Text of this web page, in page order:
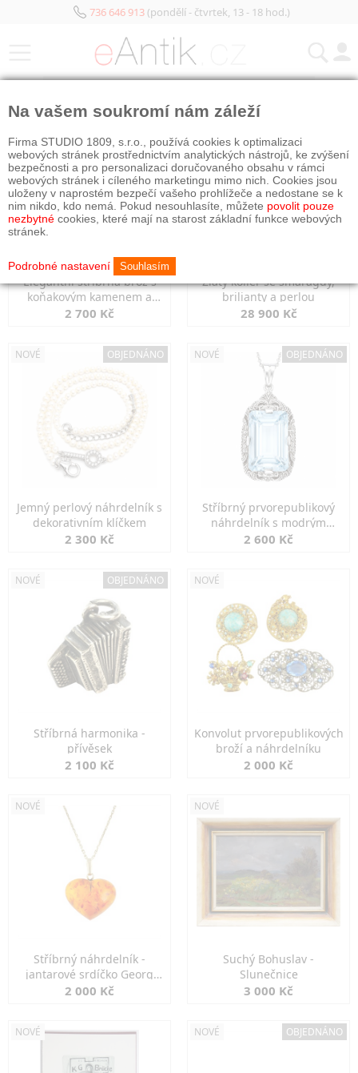
736 646 913(pondělí - čtvrtek, 13 - 18 hod.)
Elegantní stříbrná brož s
koňakovým kamenem a
markazity
2 700 Kč
Zlatý kolier se smaragdy,
brilianty a perlou
28 900 Kč
NOVÉ OBJEDNÁNO
Jemný perlový náhrdelník s
dekorativním klíčkem
2 300 Kč
NOVÉ OBJEDNÁNO
Stříbrný prvorepublikový
náhrdelník s modrým
spinelem
2 600 Kč
NOVÉ OBJEDNÁNO
Stříbrná harmonika -
přívěsek
2 100 Kč
NOVÉ
Konvolut prvorepublikových
broží a náhrdelníku
2 000 Kč
NOVÉ
Stříbrný náhrdelník -
jantarové srdíčko Georg
Kramer
2 000 Kč
NOVÉ
Suchý Bohuslav -
Slunečnice
3 000 Kč
NOVÉ NOVÉ OBJEDNÁNO
Na vašem soukromí nám záleží
Firma STUDIO 1809, s.r.o., používá cookies k optimalizaci
webových stránek prostřednictvím analytických nástrojů, ke zvýšení
bezpečnosti a pro personalizaci doručovaného obsahu v rámci
webových stránek i cíleného marketingu mimo nich. Cookies jsou
uloženy v naprostém bezpečí vašeho prohlížeče a nedostane se k
nim nikdo, kdo nemá. Pokud nesouhlasíte, můžete povolit pouze
nezbytné cookies, které mají na starost základní funkce webových
stránek.
Podrobné nastavení Souhlasím